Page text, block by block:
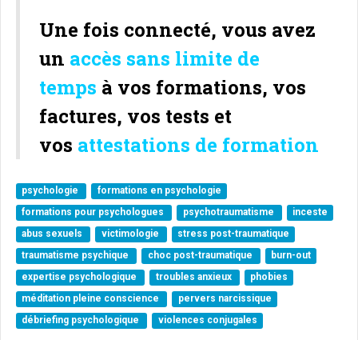
Une fois connecté, vous avez
un accès sans limite de
temps à vos formations, vos
factures, vos tests et
vos attestations de formation
psychologie
formations en psychologie
formations pour psychologues
psychotraumatisme
inceste
abus sexuels
victimologie
stress post-traumatique
traumatisme psychique
choc post-traumatique
burn-out
expertise psychologique
troubles anxieux
phobies
méditation pleine conscience
pervers narcissique
débriefing psychologique
violences conjugales